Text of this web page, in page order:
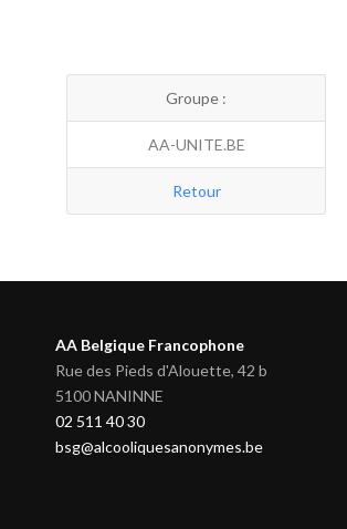
Groupe :
AA-UNITE.BE
Retour
AA Belgique Francophone
Rue des Pieds d'Alouette, 42 b
5100 NANINNE
02 511 40 30
bsg@alcooliquesanonymes.be